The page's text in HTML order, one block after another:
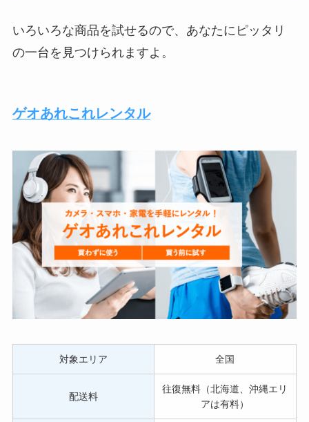
いろいろな商品を試せるので、あなたにピッタリ
の一台を見つけられますよ。
ゲオあれこれレンタル
対象エリア 全国
配送料
往復無料（北海道、沖縄エリ
アは有料）